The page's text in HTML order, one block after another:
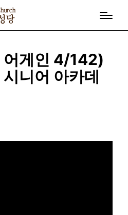
어게인 4/142)
니어 아카데